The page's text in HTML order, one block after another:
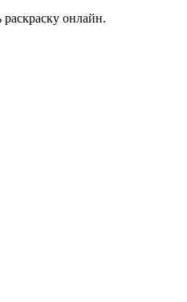
онлайн.